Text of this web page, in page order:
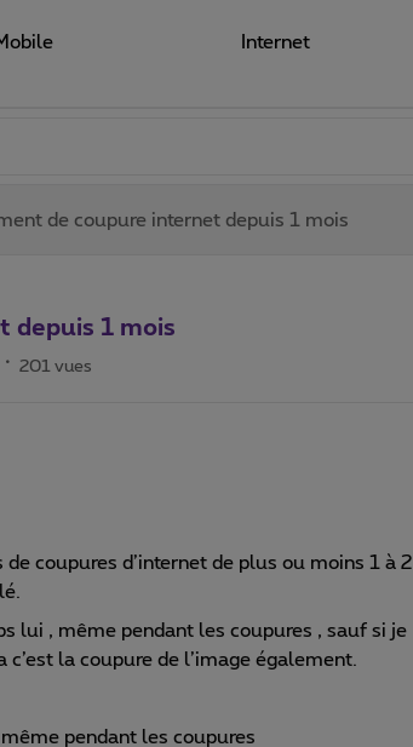
Internet
de coupure internet depuis 1 mois
depuis 1 mois
201 vues
coupures d’internet de plus ou moins 1 à 2
lui , même pendant les coupures , sauf si je
la coupure de l’image également.
pendant les coupures